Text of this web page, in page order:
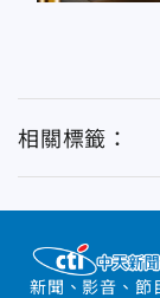
相關標籤：
新聞、影音、節